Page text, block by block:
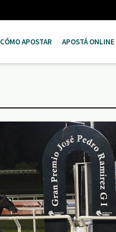
CÓMO APOSTAR APOSTÁ ONLINE